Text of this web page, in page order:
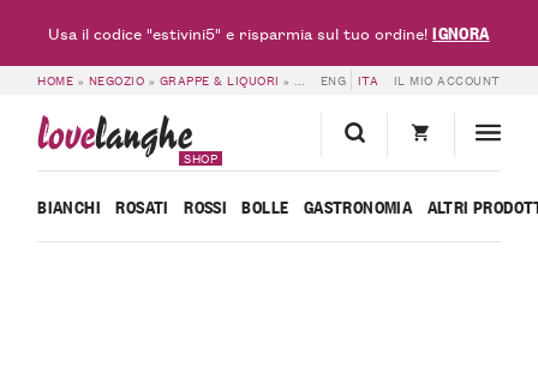
HOME » NEGOZIO » GRAPPE & LIQUORI »6 BOTTIGLIE DI DRY GIN – RED
ENG ITA IL MIO ACCOUNT
lovelanghe
SHOP
BIANCHI ROSATI ROSSI BOLLE GASTRONOMIA ALTRI
Usa il codice "estivini5" e risparmia sul tuo ordine!IGNORA